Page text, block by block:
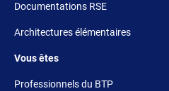
Documentations RSE
Architectures élémentaires
Footer 3
Vous êtes
Professionnels du BTP